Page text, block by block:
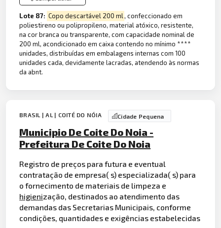
Lote 87: Copo descartável 200 ml, confeccionado em
poliestireno ou polipropileno, material atóxico, resistente,
na cor branca ou transparente, com capacidade nominal de
200 ml, acondicionado em caixa contendo no mínimo ****
unidades, distribuídas em embalagens internas com 100
unidades cada, devidamente lacradas, atendendo às normas
da abnt.
BRASIL | AL | COITÉ DO NÓIA Cidade Pequena
Municipio De Coite Do Noia -
Prefeitura De Coite Do Noia
Registro de preços para futura e eventual
contratação de empresa( s) especializada( s) para
o fornecimento de materiais de limpeza e
higienização, destinados ao atendimento das
demandas das Secretarias Municipais, conforme
condições, quantidades e exigências estabelecidas